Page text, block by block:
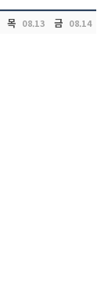
목 08.13 금 08.14